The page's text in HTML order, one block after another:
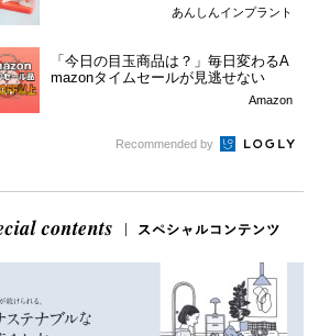
あんしんインプラント
「今日の目玉商品は？」毎日変わるA
mazonタイムセールが見逃せない
Amazon
Recommended by